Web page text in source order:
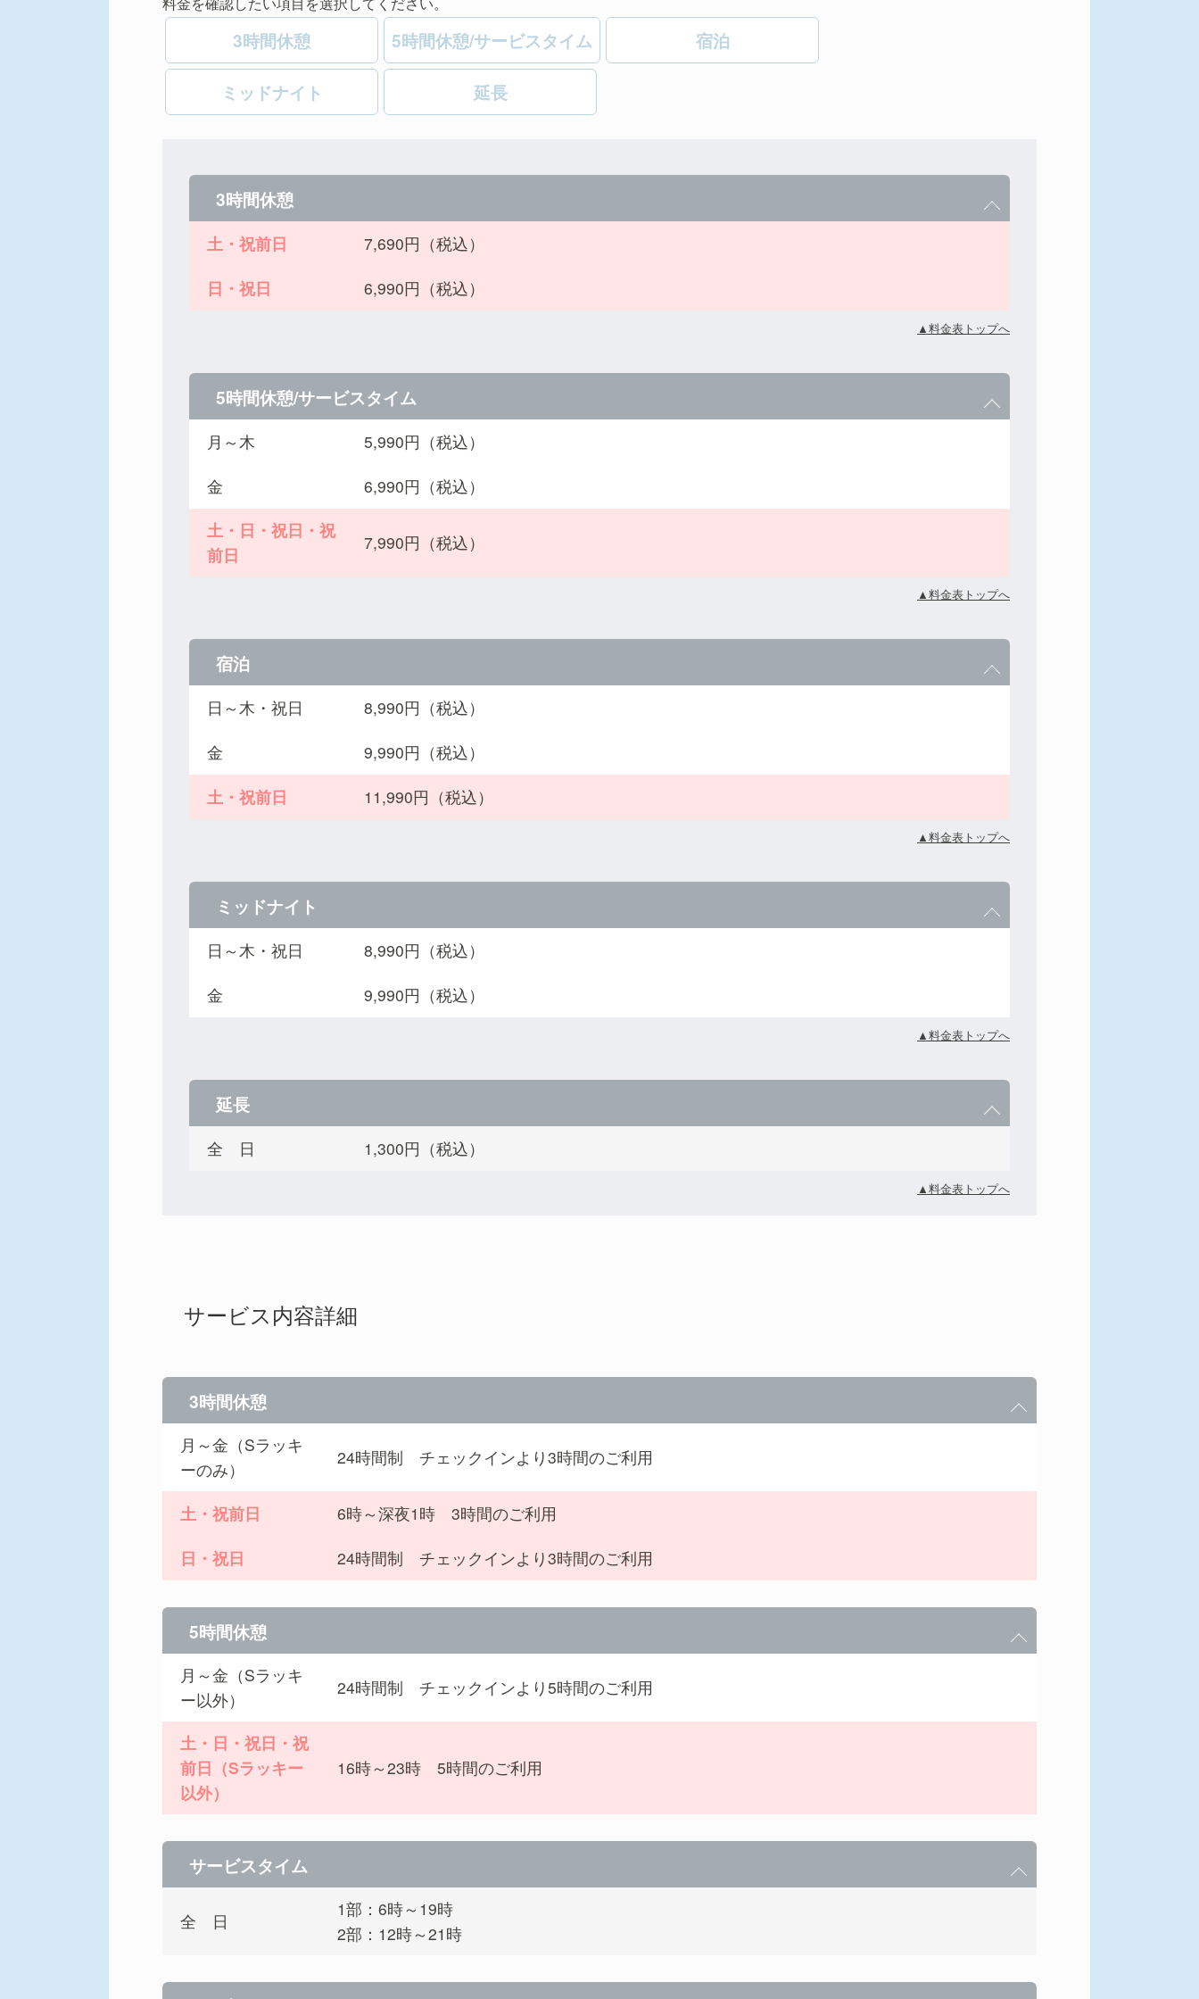
3時間休憩 5時間休憩/サービスタイム 宿泊
ミッドナイト 延長
3時間休憩
土・祝前日
7,690円（税込）
日・祝日
6,990円（税込）
▲料金表トップへ
5時間休憩/サービスタイム
月～木
5,990円（税込）
金
6,990円（税込）
土・日・祝日・祝
前日
7,990円（税込）
▲料金表トップへ
宿泊
日～木・祝日
8,990円（税込）
金
9,990円（税込）
土・祝前日
11,990円（税込）
▲料金表トップへ
ミッドナイト
日～木・祝日
8,990円（税込）
金
9,990円（税込）
▲料金表トップへ
延長
全 日 1,300円（税込）
▲料金表トップへ
サービス内容詳細
3時間休憩
月～金（Sラッキ
ーのみ）
24時間制 チェックインより3時間のご利用
土・祝前日
6時～深夜1時 3時間のご利用
日・祝日
24時間制 チェックインより3時間のご利用
5時間休憩
月～金（Sラッキ
ー以外）
24時間制 チェックインより5時間のご利用
土・日・祝日・祝
前日（Sラッキー
以外）
16時～23時 5時間のご利用
サービスタイム
全 日
1部：6時～19時
2部：12時～21時